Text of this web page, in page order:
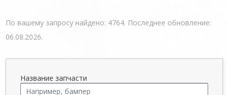
По вашему запросу найдено: 4764. Последнее обновление:
06.08.2026.
Название запчасти